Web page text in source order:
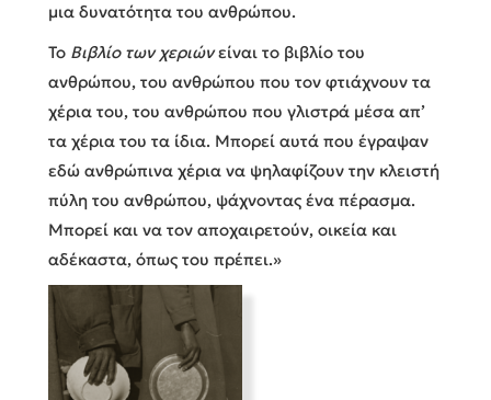
μια δυνατότητα του ανθρώπου.
Το Βιβλίο των χεριώνείναι το βιβλίο του
ανθρώπου, του ανθρώπου που τον φτιάχνουν τα
χέρια του, του ανθρώπου που γλιστρά μέσα απ’
τα χέρια του τα ίδια. Μπορεί αυτά που έγραψαν
εδώ ανθρώπινα χέρια να ψηλαφίζουν την κλειστή
πύλη του ανθρώπου, ψάχνοντας ένα πέρασμα.
Μπορεί και να τον αποχαιρετούν, οικεία και
αδέκαστα, όπως του πρέπει.»